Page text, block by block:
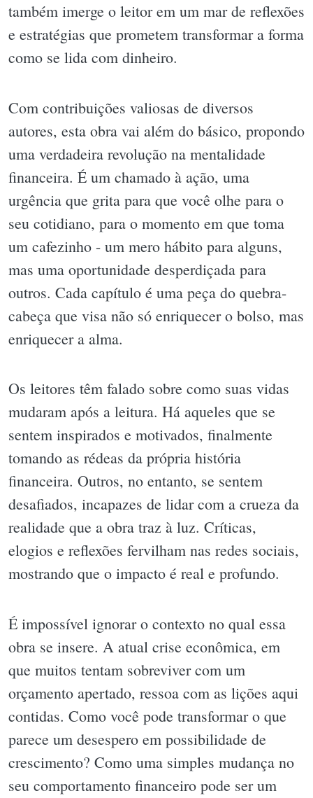
também imerge o leitor em um mar de reflexões
e estratégias que prometem transformar a forma
como se lida com dinheiro.
Com contribuições valiosas de diversos
autores, esta obra vai além do básico, propondo
uma verdadeira revolução na mentalidade
financeira. É um chamado à ação, uma
urgência que grita para que você olhe para o
seu cotidiano, para o momento em que toma
um cafezinho - um mero hábito para alguns,
mas uma oportunidade desperdiçada para
outros. Cada capítulo é uma peça do quebra-
cabeça que visa não só enriquecer o bolso, mas
enriquecer a alma.
Os leitores têm falado sobre como suas vidas
mudaram após a leitura. Há aqueles que se
sentem inspirados e motivados, finalmente
tomando as rédeas da própria história
financeira. Outros, no entanto, se sentem
desafiados, incapazes de lidar com a crueza da
realidade que a obra traz à luz. Críticas,
elogios e reflexões fervilham nas redes sociais,
mostrando que o impacto é real e profundo.
É impossível ignorar o contexto no qual essa
obra se insere. A atual crise econômica, em
que muitos tentam sobreviver com um
orçamento apertado, ressoa com as lições aqui
contidas. Como você pode transformar o que
parece um desespero em possibilidade de
crescimento? Como uma simples mudança no
seu comportamento financeiro pode ser um